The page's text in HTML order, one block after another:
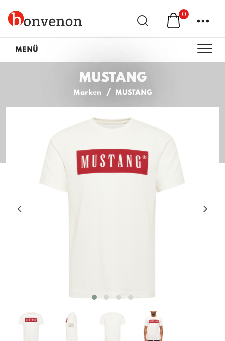
0 ...
MENÜ
MUSTANG
Marken MUSTANG